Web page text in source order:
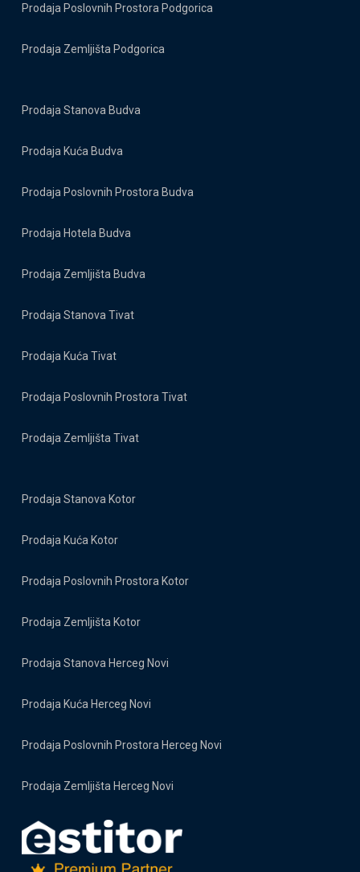
Prodaja Poslovnih Prostora Podgorica
Prodaja Zemljišta Podgorica
Prodaja Stanova Budva
Prodaja Kuća Budva
Prodaja Poslovnih Prostora Budva
Prodaja Hotela Budva
Prodaja Zemljišta Budva
Prodaja Stanova Tivat
Prodaja Kuća Tivat
Prodaja Poslovnih Prostora Tivat
Prodaja Zemljišta Tivat
Prodaja Stanova Kotor
Prodaja Kuća Kotor
Prodaja Poslovnih Prostora Kotor
Prodaja Zemljišta Kotor
Prodaja Stanova Herceg Novi
Prodaja Kuća Herceg Novi
Prodaja Poslovnih Prostora Herceg Novi
Prodaja Zemljišta Herceg Novi